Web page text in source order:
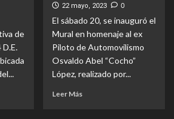
el
barrio
de
Liniers
de
D.E.
22 mayo, 2023 0
El sábado 20, se inauguró el
Mural en homenaje al ex
Piloto de Automovilismo
Osvaldo Abel “Cocho”
López, realizado por...
Leer MásLea